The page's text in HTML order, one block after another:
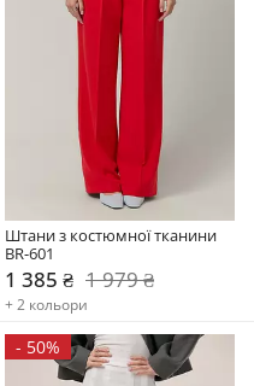
Штани з костюмної тканини
BR-601
1 385 ₴ 1 979 ₴
+ 2 кольори
- 50%